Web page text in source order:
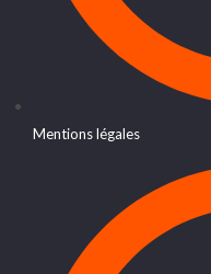
Mentions légales